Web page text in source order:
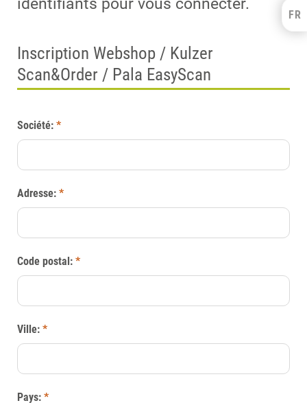
identifiants pour vous connecter.
FR
Inscription Webshop / Kulzer
Scan&Order / Pala EasyScan
Société: *
Adresse: *
Code postal: *
Ville: *
Pays: *